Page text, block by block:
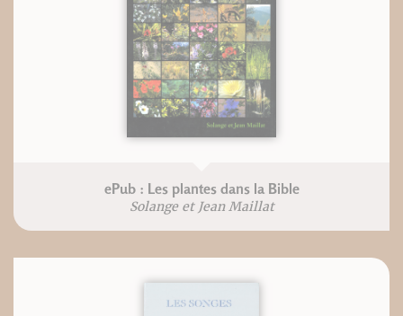
ePub : Les plantes dans la Bible
Solange et Jean Maillat